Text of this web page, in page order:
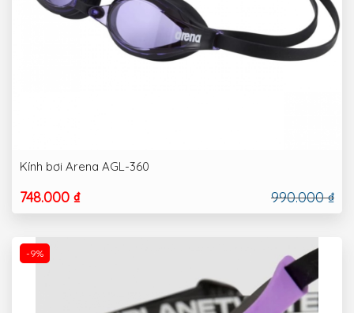
Kính bơi Arena AGL-360
748.000 ₫ 990.000 ₫
-9%